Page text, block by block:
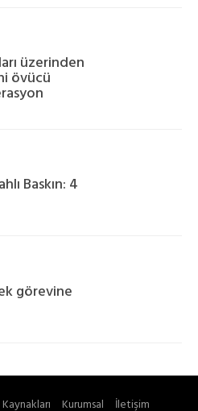
üzerinden
övücü
Baskın: 4
görevine
Kurumsal İletişim